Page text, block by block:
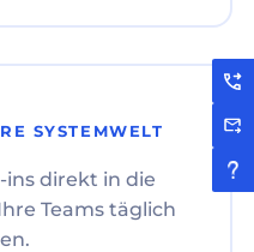
SYSTEMWELT
ins direkt in die
Teams täglich